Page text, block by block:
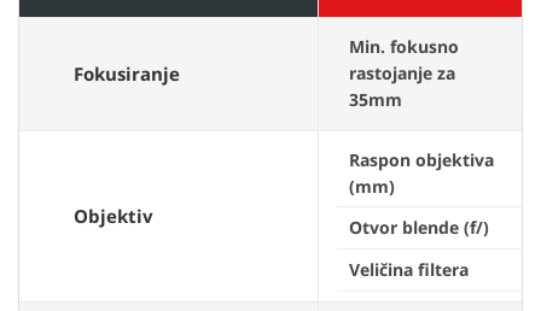
Fokusiranje
Min. fokusno
rastojanje za
35mm
Objektiv
Raspon objektiva
(mm)
Otvor blende (f/)
Veličina filtera